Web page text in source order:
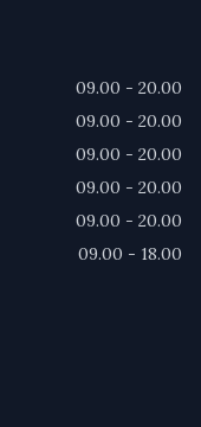
09.00 - 20.00
09.00 - 20.00
09.00 - 20.00
09.00 - 20.00
09.00 - 20.00
09.00 - 18.00